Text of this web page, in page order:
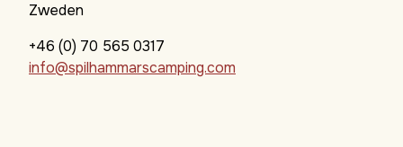
Zweden
+46 (0) 70 565 0317
info@spilhammarscamping.com